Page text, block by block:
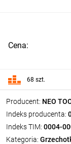
Producent: NEO
Indeks producenta:
Indeks TIM: 0004-
Kategoria:
Cena:
68 szt.